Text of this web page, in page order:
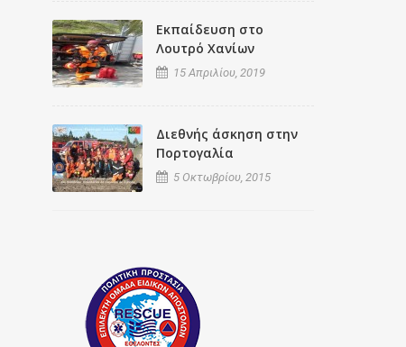
Εκπαίδευση στο
Λουτρό Χανίων
15 Απριλίου, 2019
Διεθνής άσκηση στην
Πορτογαλία
5 Οκτωβρίου, 2015